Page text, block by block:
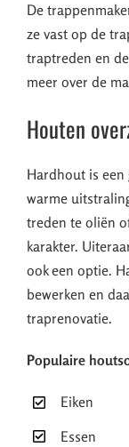
De
ze vast op de
traptreden en
meer over de
Houten
Hardhout is
warme
treden te oliën
karakter.
ook een optie.
bewerken en
traprenovatie.
Populaire
Eiken
Essen